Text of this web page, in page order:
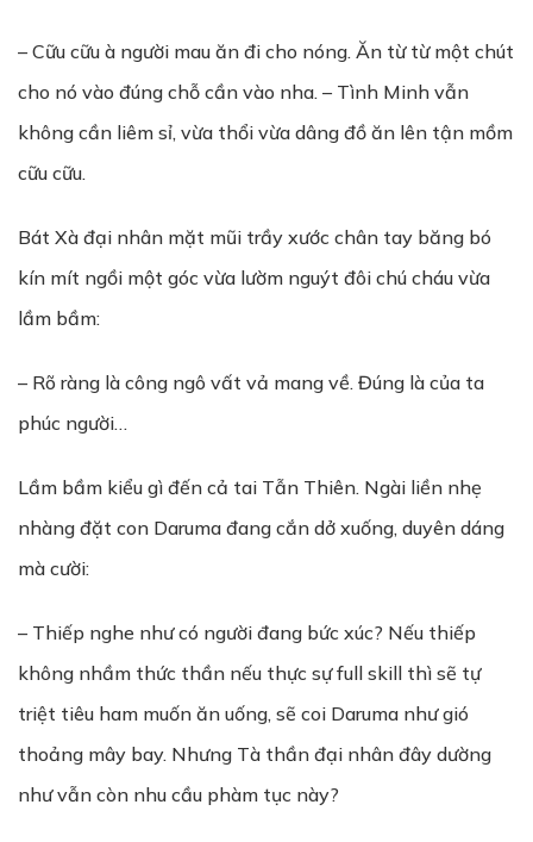
– Cữu cữu à người mau ăn đi cho nóng. Ăn từ từ một chút
cho nó vào đúng chỗ cần vào nha. – Tình Minh vẫn
không cần liêm sỉ, vừa thổi vừa dâng đồ ăn lên tận mồm
cữu cữu.
Bát Xà đại nhân mặt mũi trầy xước chân tay băng bó
kín mít ngồi một góc vừa lườm nguýt đôi chú cháu vừa
lầm bầm:
– Rõ ràng là công ngô vất vả mang về. Đúng là của ta
phúc người…
Lầm bầm kiểu gì đến cả tai Tẫn Thiên. Ngài liền nhẹ
nhàng đặt con Daruma đang cắn dở xuống, duyên dáng
mà cười:
– Thiếp nghe như có người đang bức xúc? Nếu thiếp
không nhầm thức thần nếu thực sự full skill thì sẽ tự
triệt tiêu ham muốn ăn uống, sẽ coi Daruma như gió
thoảng mây bay. Nhưng Tà thần đại nhân đây dường
như vẫn còn nhu cầu phàm tục này?